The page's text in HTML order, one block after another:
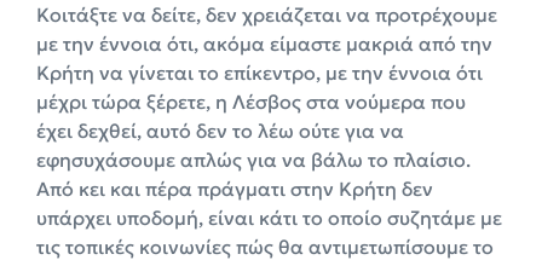
Κοιτάξτε να δείτε, δεν χρειάζεται να προτρέχουμε
με την έννοια ότι, ακόμα είμαστε μακριά από την
Κρήτη να γίνεται το επίκεντρο, με την έννοια ότι
μέχρι τώρα ξέρετε, η Λέσβος στα νούμερα που
έχει δεχθεί, αυτό δεν το λέω ούτε για να
εφησυχάσουμε απλώς για να βάλω το πλαίσιο.
Από κει και πέρα πράγματι στην Κρήτη δεν
υπάρχει υποδομή, είναι κάτι το οποίο συζητάμε με
τις τοπικές κοινωνίες πώς θα αντιμετωπίσουμε το